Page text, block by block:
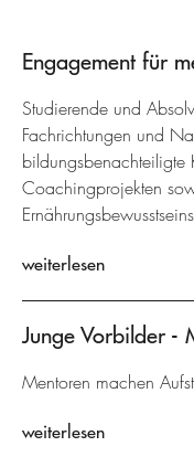
Engagement für
Studierende und
Fachrichtungen und
Coachingprojekten
weiterlesen
Junge Vorbilder -
Mentoren machen
weiterlesen